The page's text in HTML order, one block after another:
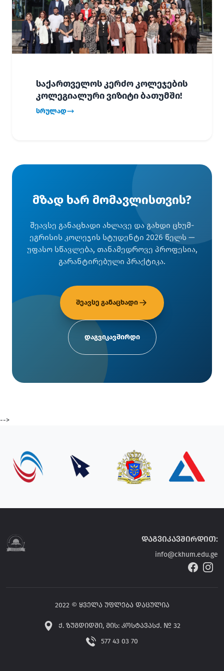
საქართველოს კერძო კოლეჯების
კოლეგიალური ვიზიტი ბათუმში!
სრულად
მზად ხარ მომავლისთვის?
შეავსე განაცხადი ახლავე და გახდი ცხუმ-
ეგრისის კოლეჯის სტუდენტი 2026 წელს —
უფასო სწავლება, თანამედროვე პროფესია,
გარანტირებული პრაქტიკა.
შეავსე განაცხადი
დაგვიკავშირდი
-->
დაგვიკავშირდით:
info@ckhum.edu.ge
2022 © ყველა უფლება დაცულია
ქ. ზუგდიდში, მის: კოსტავასქ. № 32
577 43 03 70